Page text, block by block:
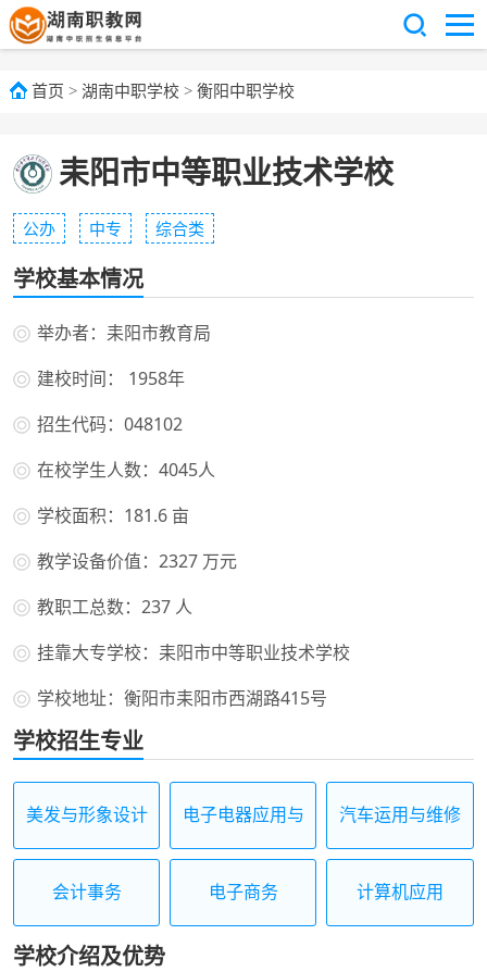
首页 > 湖南中职学校 > 衡阳中职学校
耒阳市中等职业技术学校
公办 中专 综合类
学校基本情况
举办者：耒阳市教育局
建校时间： 1958年
招生代码：048102
在校学生人数：4045人
学校面积：181.6 亩
教学设备价值：2327 万元
教职工总数：237 人
挂靠大专学校：耒阳市中等职业技术学校
学校地址：衡阳市耒阳市西湖路415号
学校招生专业
美发与形象设计
电子电器应用与
汽车运用与维修
会计事务 电子商务 计算机应用
学校介绍及优势